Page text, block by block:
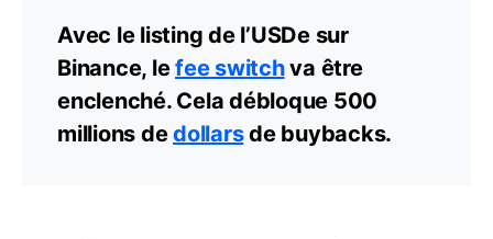
Avec le listing de l’USDe sur
Binance, lefee switchva être
enclenché. Cela débloque 500
millions dedollarsde buybacks.